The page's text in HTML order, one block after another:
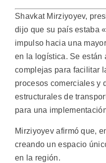
Shavkat Mirziyoyev,
dijo que su país estaba
impulso hacia una
en la logística. Se están
complejas para facilitar
procesos comerciales y
estructurales de
para una
Mirziyoyev afirmó que,
creando un espacio
en la región.